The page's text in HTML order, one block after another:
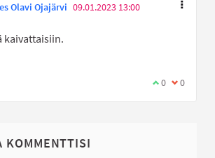
Olavi Ojajärvi 09.01.2023 13:00
kaivattaisiin.
Olen samaa
0 Olen eri
0
KOMMENTTISI